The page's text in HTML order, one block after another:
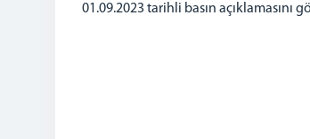
01.09.2023 tarihli basın açıklamasını